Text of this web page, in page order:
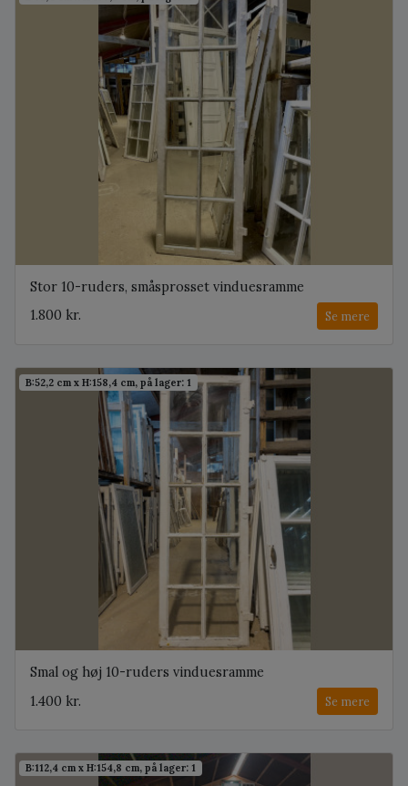
Stor 10-ruders, småsprosset vinduesramme
1.800 kr.
Se mere
B:52,2 cm x H:158,4 cm, på lager: 1
Smal og høj 10-ruders vinduesramme
1.400 kr.
Se mere
B:112,4 cm x H:154,8 cm, på lager: 1